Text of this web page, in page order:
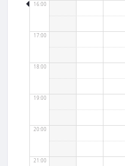
16:00
17:00
18:00
19:00
20:00
21:00